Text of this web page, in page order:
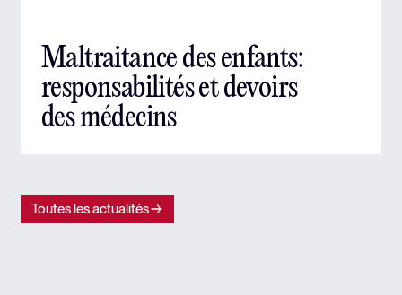
Maltraitance des enfants:
responsabilités et devoirs
des médecins
Toutes les actualités